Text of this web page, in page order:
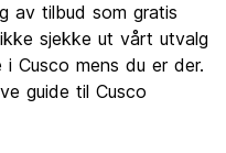
8.2
av tilbud som gratis
sjekke ut vårt utvalg
Cusco mens du er der.
guide til Cusco